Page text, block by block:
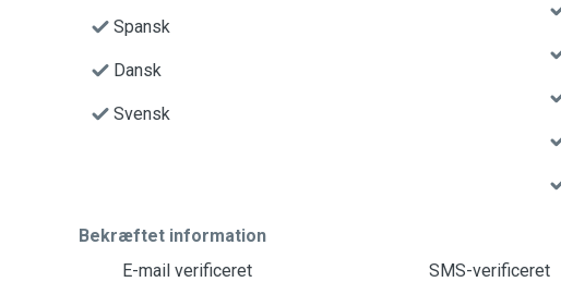
Spansk
Dansk
Svensk
Bekræftet information
E-mail verificeret
SMS-verificeret